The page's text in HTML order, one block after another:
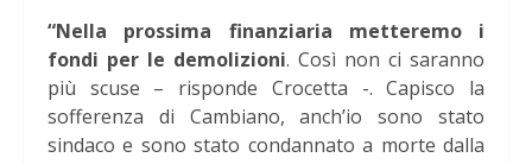
“Nella prossima finanziaria metteremo i
fondi per le demolizioni. Così non ci saranno
più scuse – risponde Crocetta -. Capisco la
sofferenza di Cambiano, anch’io sono stato
sindaco e sono stato condannato a morte dalla